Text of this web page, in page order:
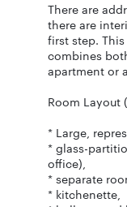
There are
there are
first step.
combines
apartment or
Room Layout
* Large,
* glass-
office),
* separate
* kitchenette,